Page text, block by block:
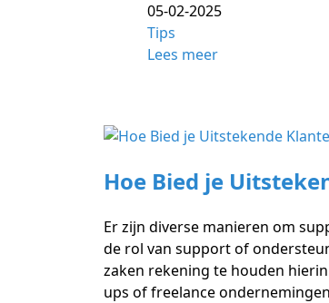
05-02-2025
Tips
Lees meer
Hoe Bied je
Er zijn diverse manieren om
de rol van support of
zaken rekening te houden
ups of freelance